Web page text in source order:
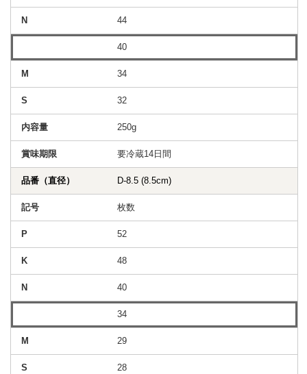
44
40
34
32
250g
要冷蔵14日間
D-8.5 (8.5cm)
枚数
52
48
40
34
29
28